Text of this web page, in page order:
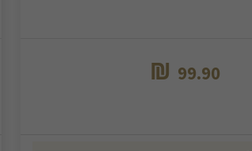
99.90
₪